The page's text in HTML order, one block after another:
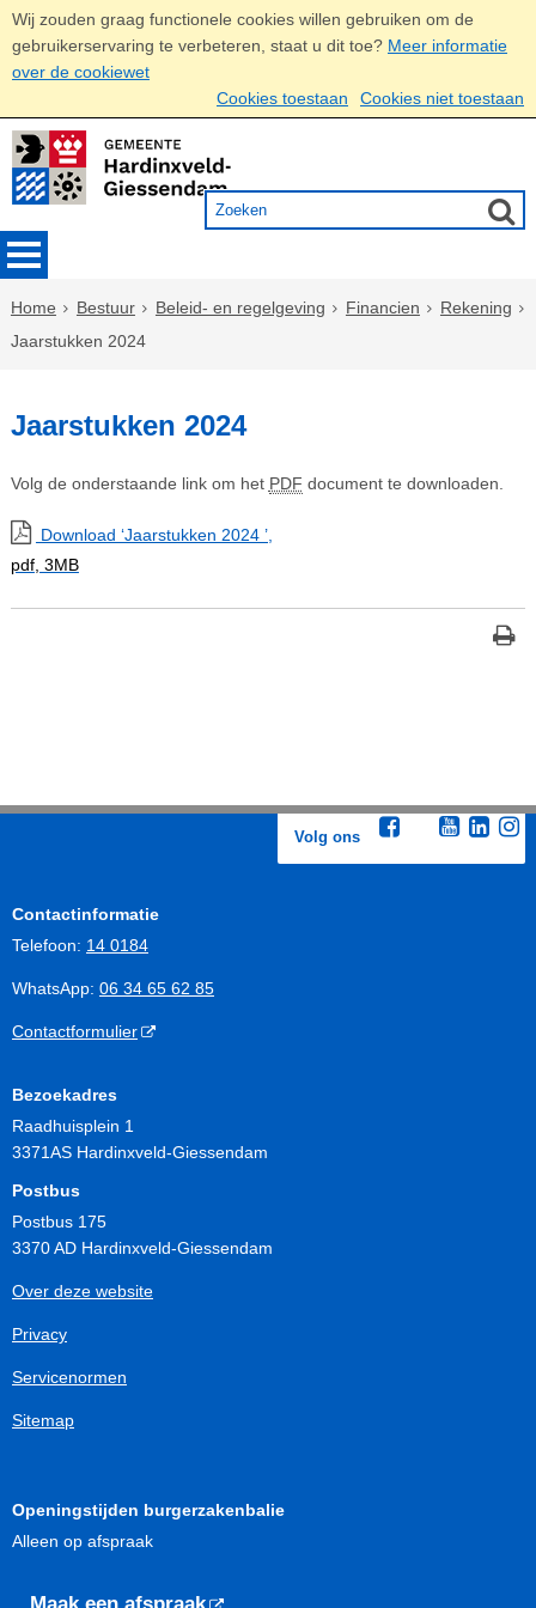
Wij zouden graag functionele cookies willen gebruiken om de
gebruikerservaring te verbeteren, staat u dit toe? Meer informatie
over de cookiewet
Cookies toestaan
Cookies niet toestaan
Home Bestuur Beleid- en regelgeving Financien
Rekening
Jaarstukken 2024
Jaarstukken 2024
Volg de onderstaande link om het PDF document te downloaden.
Download ‘Jaarstukken 2024 ’,
pdf, 3MB
Volg ons
Contactinformatie
Telefoon: 14 0184
WhatsApp: 06 34 65 62 85
Contactformulier
Bezoekadres
Raadhuisplein 1
3371AS Hardinxveld-Giessendam
Postbus
Postbus 175
3370 AD Hardinxveld-Giessendam
Over deze website
Privacy
Servicenormen
Sitemap
Openingstijden burgerzakenbalie
Alleen op afspraak
Maak een afspraak